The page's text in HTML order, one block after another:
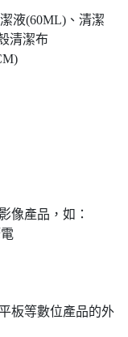
液(60ML)、清潔
清潔布
像產品，如：
板等數位產品的外